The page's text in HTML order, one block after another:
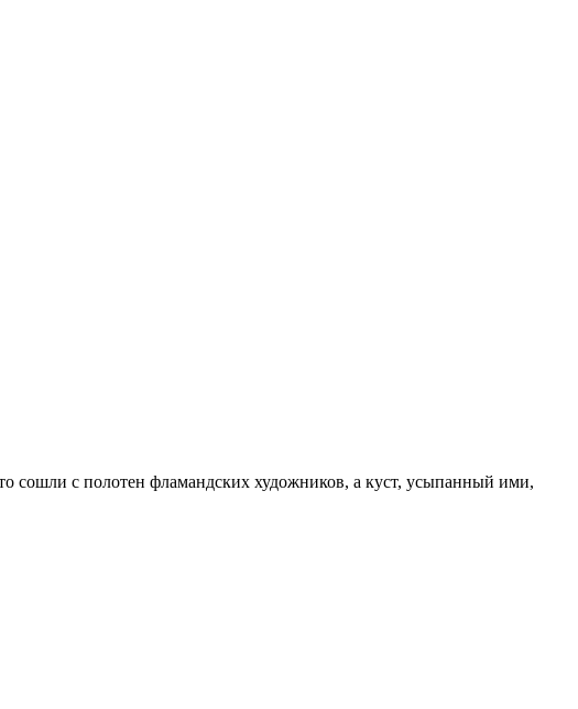
сошли с полотен фламандских художников, а куст, усыпанный ими,